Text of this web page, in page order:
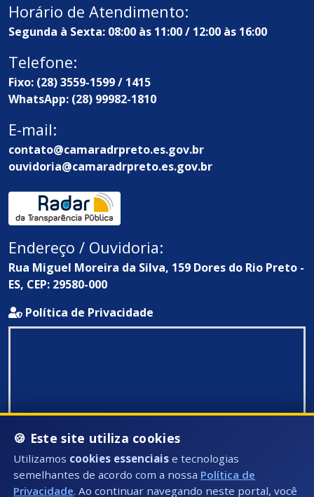
Horário de Atendimento:
Segunda à Sexta: 08:00 às 11:00 / 12:00 às 16:00
Telefone:
Fixo: (28) 3559-1599 / 1415
WhatsApp: (28) 99982-1810
E-mail:
contato@camaradrpreto.es.gov.br
ouvidoria@camaradrpreto.es.gov.br
Endereço / Ouvidoria:
Rua Miguel Moreira da Silva, 159 Dores do Rio Preto -
ES, CEP: 29580-000
Política de Privacidade
🍪 Este site utiliza cookies
Utilizamos cookies essenciais e tecnologias
semelhantes de acordo com a nossa Política de
Privacidade. Ao continuar navegando neste portal, você